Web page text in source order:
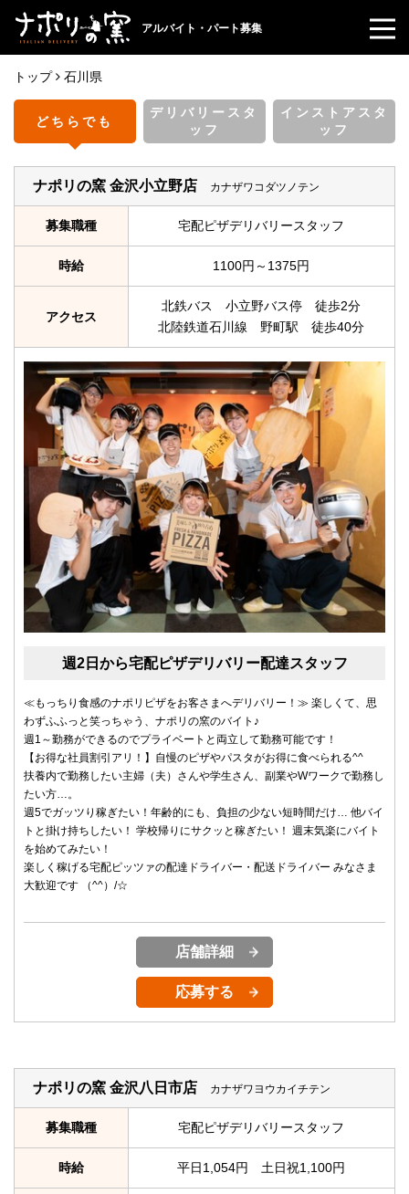
アルバイト・パート募集
トップ 石川県
どちらでも
デリバリースタ
ッフ
インストアスタ
ッフ
ナポリの窯 金沢小立野店 カナザワコダツノテン
募集職種 宅配ピザデリバリースタッフ
時給 1100円～1375円
アクセス
北鉄バス 小立野バス停 徒歩2分
北陸鉄道石川線 野町駅 徒歩40分
週2日から宅配ピザデリバリー配達スタッフ
≪もっちり食感のナポリピザをお客さまへデリバリー！≫ 楽しくて、思
わずふふっと笑っちゃう、ナポリの窯のバイト♪
週1～勤務ができるのでプライベートと両立して勤務可能です！
【お得な社員割引アリ！】自慢のピザやパスタがお得に食べられる^^
扶養内で勤務したい主婦（夫）さんや学生さん、副業やWワークで勤務し
たい方…。
週5でガッツり稼ぎたい！年齢的にも、負担の少ない短時間だけ… 他バイ
トと掛け持ちしたい！ 学校帰りにサクッと稼ぎたい！ 週末気楽にバイト
を始めてみたい！
楽しく稼げる宅配ピッツァの配達ドライバー・配送ドライバー みなさま
大歓迎です （^^）/☆
店舗詳細
応募する
ナポリの窯 金沢八日市店 カナザワヨウカイチテン
募集職種 宅配ピザデリバリースタッフ
時給 平日1,054円 土日祝1,100円